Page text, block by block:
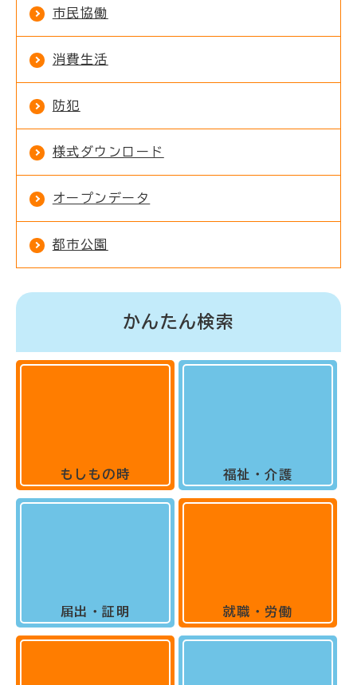
市民協働
消費生活
防犯
様式ダウンロード
オープンデータ
都市公園
かんたん検索
もしもの時
届出・証明
福祉・介護
就職・労働